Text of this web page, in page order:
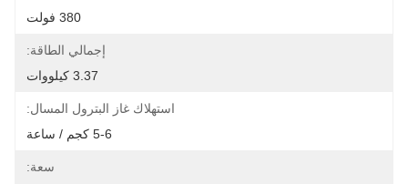
380 فولت
إجمالي الطاقة:
3.37 كيلووات
استهلاك غاز البترول المسال:
5-6 كجم / ساعة
سعة: